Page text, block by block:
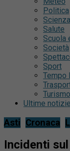
Politica
Salute
Scuola
Società
Sport
Tempo
Turismo
Ultime notizie
Asti Cronaca
Incidenti